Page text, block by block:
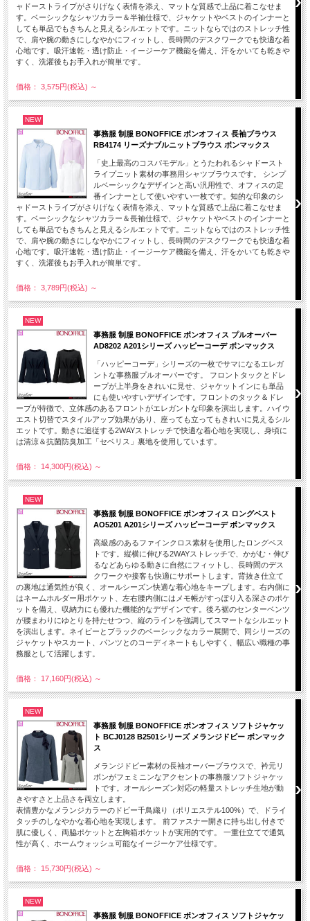
ャドーストライプがさりげなく表情を添え、マットな質感で上品に着こなせま
す。ベーシックなシャツカラー＆半袖仕様で、ジャケットやベストのインナーと
しても単品でもきちんと見えるシルエットです。ニットならではのストレッチ性
で、肩や腕の動きにしなやかにフィットし、長時間のデスクワークでも快適な着
心地です。吸汗速乾・透け防止・イージーケア機能を備え、汗をかいても乾きや
すく、洗濯後もお手入れが簡単です。
価格： 3,575円(税込) ～
NEW
事務服 制服 BONOFFICE ボンオフィス 長袖ブラウス
RB4174 リーズナブルニットブラウス ボンマックス
「史上最高のコスパモデル」とうたわれるシャドースト
ライプニット素材の事務用シャツブラウスです。 シンプ
ルベーシックなデザインと高い汎用性で、オフィスの定
番インナーとして使いやすい一枚です。知的な印象のシ
ャドーストライプがさりげなく表情を添え、マットな質感で上品に着こなせま
す。ベーシックなシャツカラー＆長袖仕様で、ジャケットやベストのインナーと
しても単品でもきちんと見えるシルエットです。ニットならではのストレッチ性
で、肩や腕の動きにしなやかにフィットし、長時間のデスクワークでも快適な着
心地です。吸汗速乾・透け防止・イージーケア機能を備え、汗をかいても乾きや
すく、洗濯後もお手入れが簡単です。
価格： 3,789円(税込) ～
NEW
事務服 制服 BONOFFICE ボンオフィス プルオーバー
AD8202 A201シリーズ ハッピーコーデ ボンマックス
「ハッピーコーデ」シリーズの一枚でサマになるエレガ
ントな事務服プルオーバーです。 フロントタックとドレ
ープが上半身をきれいに見せ、ジャケットインにも単品
にも使いやすいデザインです。​フロントのタック＆ドレ
ープが特徴で、立体感のあるフロントがエレガントな印象を演出します。ハイウ
エスト切替でスタイルアップ効果があり、座っても立ってもきれいに見えるシル
エットです。動きに追従する2WAYストレッチで快適な着心地を実現し、身頃に
は清涼＆抗菌防臭加工「セベリス」裏地を使用しています。
価格： 14,300円(税込) ～
NEW
事務服 制服 BONOFFICE ボンオフィス ロングベスト
AO5201 A201シリーズ ハッピーコーデ ボンマックス
高級感のあるファインクロス素材を使用したロングベス
トです。縦横に伸びる2WAYストレッチで、かがむ・伸び
るなどあらゆる動きに自然にフィットし、長時間のデス
クワークや接客も快適にサポートします。背抜き仕立て
の裏地は通気性が良く、オールシーズン快適な着心地をキープします。右内側に
はネームホルダー用ポケット、左右腰内側にはメモ帳がすっぽり入る深さのポケ
ットを備え、収納力にも優れた機能的なデザインです。後ろ裾のセンターベンツ
が腰まわりにゆとりを持たせつつ、縦のラインを強調してスマートなシルエット
を演出します。ネイビーとブラックのベーシックなカラー展開で、同シリーズの
ジャケットやスカート、パンツとのコーディネートもしやすく、幅広い職種の事
務服として活躍します。
価格： 17,160円(税込) ～
NEW
事務服 制服 BONOFFICE ボンオフィス ソフトジャケッ
ト BCJ0128 B2501シリーズ メランジドビー ボンマック
ス
メランジドビー素材の長袖オーバーブラウスで、衿元リ
ボンがフェミニンなアクセントの事務服ソフトジャケッ
トです。オールシーズン対応の軽量ストレッチ生地が動
きやすさと上品さを両立します。
表情豊かなメランジカラーのドビー千鳥織り（ポリエステル100%）で、ドライ
タッチのしなやかな着心地を実現します。 前ファスナー開きに持ち出し付きで
肌に優しく、両脇ポケットと左胸箱ポケットが実用的です。 一重仕立てで通気
性が高く、ホームウォッシュ可能なイージーケア仕様です。
価格： 15,730円(税込) ～
NEW
事務服 制服 BONOFFICE ボンオフィス ソフトジャケッ